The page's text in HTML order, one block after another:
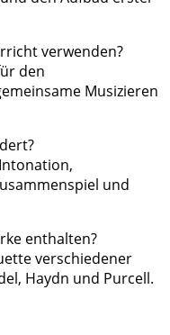
verwenden?
den
Musizieren
und
enthalten?
verschiedener
Haydn und Purcell.